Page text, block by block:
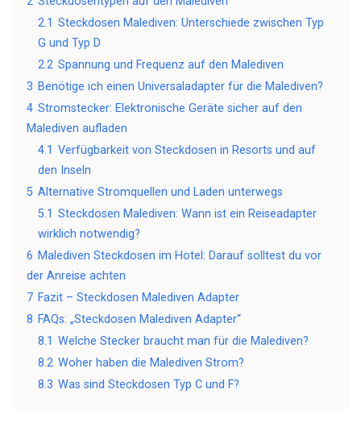
2.1 Steckdosen Malediven: Unterschiede zwischen Typ
G und Typ D
2.2 Spannung und Frequenz auf den Malediven
3 Benötige ich einen Universaladapter für die Malediven?
4 Stromstecker: Elektronische Geräte sicher auf den
Malediven aufladen
4.1 Verfügbarkeit von Steckdosen in Resorts und auf
den Inseln
5 Alternative Stromquellen und Laden unterwegs
5.1 Steckdosen Malediven: Wann ist ein Reiseadapter
wirklich notwendig?
6 Malediven Steckdosen im Hotel: Darauf solltest du vor
der Anreise achten
7 Fazit – Steckdosen Malediven Adapter
8 FAQs: „Steckdosen Malediven Adapter“
8.1 Welche Stecker braucht man für die Malediven?
8.2 Woher haben die Malediven Strom?
8.3 Was sind Steckdosen Typ C und F?